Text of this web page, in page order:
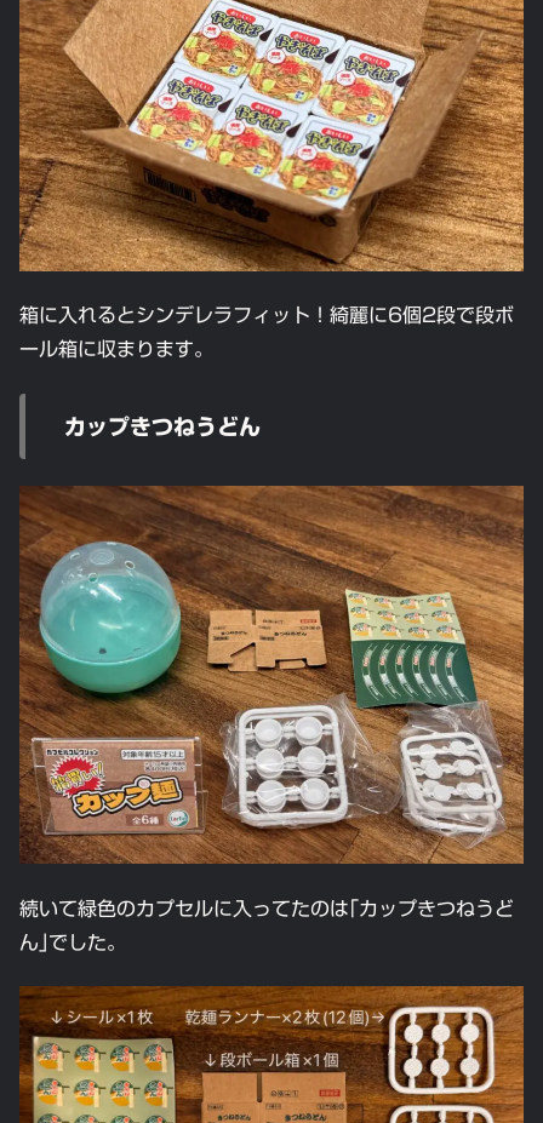
箱に入れるとシンデレラフィット！綺麗に6個2段で段ボ
ール箱に収まります。
カップきつねうどん
続いて緑色のカプセルに入ってたのは｢カップきつねうど
ん｣でした。